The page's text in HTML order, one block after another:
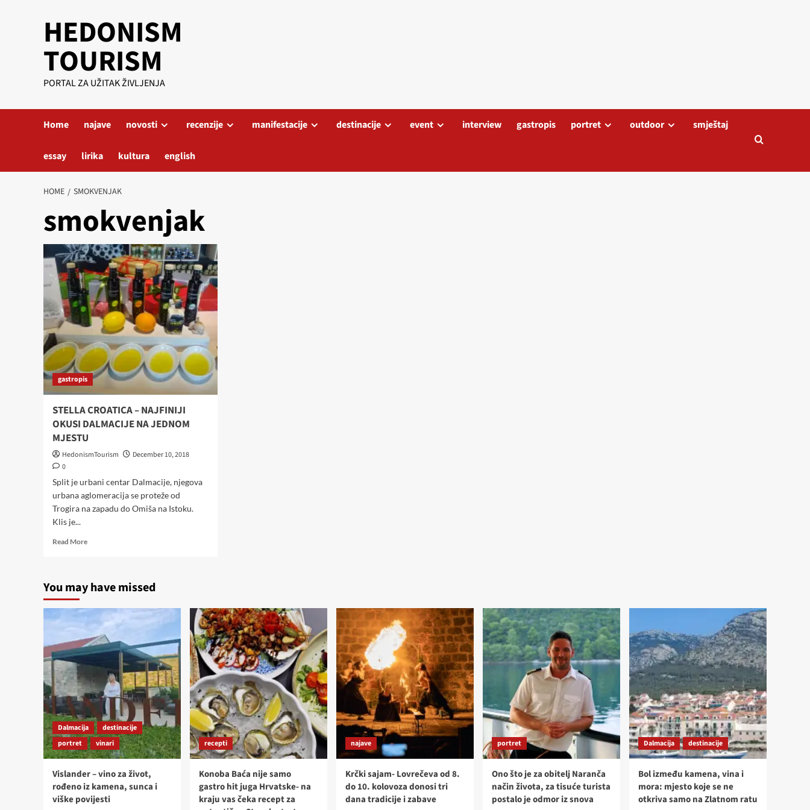
HEDONISM
TOURISM
PORTAL ZA UŽITAK ŽIVLJENJA
Home najave novosti recenzije manifestacije destinacije event interview gastropis portret outdoor smještaj
essay lirika kultura english
HOME SMOKVENJAK
smokvenjak
gastropis
STELLA CROATICA – NAJFINIJI
OKUSI DALMACIJE NA JEDNOM
MJESTU
HedonismTourism
December 10, 2018
0
Split je urbani centar Dalmacije, njegova
urbana aglomeracija se proteže od
Trogira na zapadu do Omiša na Istoku.
Klis je...
Read MoreRead
CROATICA
NAJFINIJI
NA
JEDNOM
MJESTU
You may have missed
Dalmacija
destinacije
portret
vinari
Vislander – vino za život,
rođeno iz kamena, sunca i
viške povijesti
recepti
Konoba Baća nije samo
gastro hit juga Hrvatske- na
kraju vas čeka recept za
najave
Krčki sajam- Lovrečeva od 8.
do 10. kolovoza donosi tri
dana tradicije i zabave
portret
Ono što je za obitelj Naranča
način života, za tisuće turista
postalo je odmor iz snova
Dalmacija destinacije
Bol između kamena, vina i
mora: mjesto koje se ne
otkriva samo na Zlatnom ratu